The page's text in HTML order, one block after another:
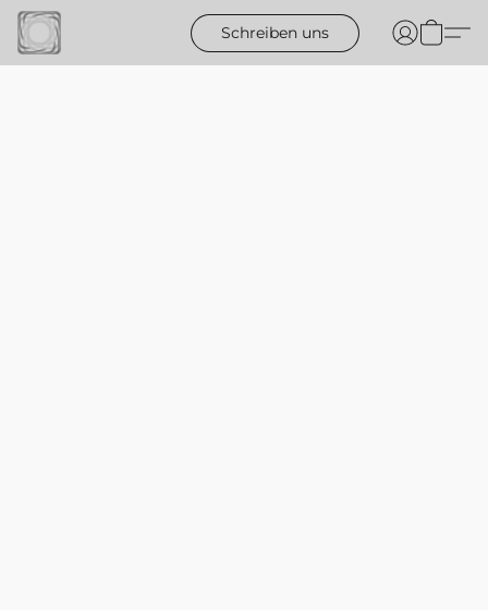
Schreiben uns